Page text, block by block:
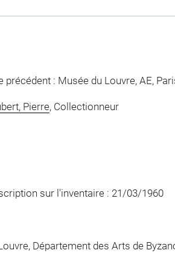
précédent : Musée du Louvre, AE,
Pierre, Collectionneur
sur l'inventaire : 21/03/1960
Département des Arts de